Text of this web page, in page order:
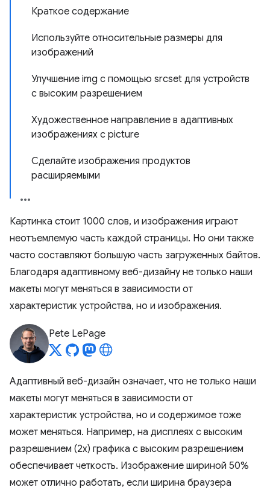
Краткое содержание
Используйте относительные размеры для
изображений
Улучшение img с помощью srcset для устройств
с высоким разрешением
Художественное направление в адаптивных
изображениях с picture
Сделайте изображения продуктов
расширяемыми
Картинка стоит 1000 слов, и изображения играют
неотъемлемую часть каждой страницы. Но они также
часто составляют большую часть загруженных байтов.
Благодаря адаптивному веб-дизайну не только наши
макеты могут меняться в зависимости от
характеристик устройства, но и изображения.
Pete LePage
Адаптивный веб-дизайн означает, что не только наши
макеты могут меняться в зависимости от
характеристик устройства, но и содержимое тоже
может меняться. Например, на дисплеях с высоким
разрешением (2x) графика с высоким разрешением
обеспечивает четкость. Изображение шириной 50%
может отлично работать, если ширина браузера